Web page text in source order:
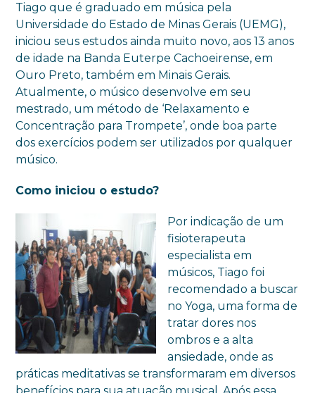
Tiago que é graduado em música pela
Universidade do Estado de Minas Gerais (UEMG),
iniciou seus estudos ainda muito novo, aos 13 anos
de idade na Banda Euterpe Cachoeirense, em
Ouro Preto, também em Minais Gerais.
Atualmente, o músico desenvolve em seu
mestrado, um método de ‘Relaxamento e
Concentração para Trompete’, onde boa parte
dos exercícios podem ser utilizados por qualquer
músico.
Como iniciou o estudo?
Por indicação de um
fisioterapeuta
especialista em
músicos, Tiago foi
recomendado a buscar
no Yoga, uma forma de
tratar dores nos
ombros e a alta
ansiedade, onde as
práticas meditativas se transformaram em diversos